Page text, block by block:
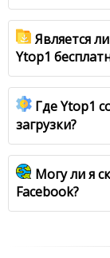
Является
Ytop1
Где Ytop1
загрузки?
Могу ли я
Facebook?